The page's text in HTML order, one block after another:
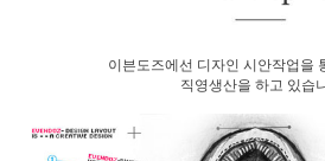
이븐도즈에선 디자인 시안작업을
직영생산을 하고 있습